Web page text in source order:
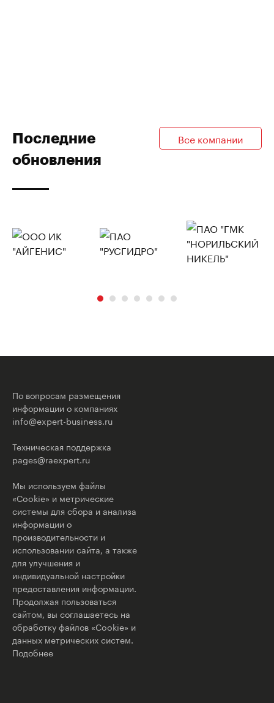
Последние
обновления
Все компании
По вопросам размещения
информации о компаниях
info@expert-business.ru
Техническая поддержка
pages@raexpert.ru
Мы используем файлы
«Cookie» и метрические
системы для сбора и анализа
информации о
производительности и
использовании сайта, а также
для улучшения и
индивидуальной настройки
предоставления информации.
Продолжая пользоваться
сайтом, вы соглашаетесь на
обработку файлов «Cookie» и
данных метрических систем.
Подобнее